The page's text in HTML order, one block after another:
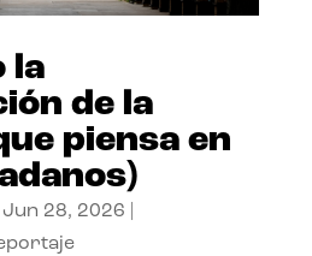
la
de la
piensa en
Jun 28, 2026